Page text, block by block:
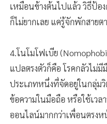
เหมือนข้างต้นไปแล้ว วิธีป้อ
ก็ไม่ยากเลย แค่รู้จักพักสายต
4.โนโมโฟเบีย
แปลตรงตัวก็คือ โรคกลัวไม่มี
ประเภทหนึ่งที่จัดอยู่ในกลุ่ม
ข้อความในมือถือ หรือใช้เว
ออนไลน์มากกว่าเพื่อนตรงห